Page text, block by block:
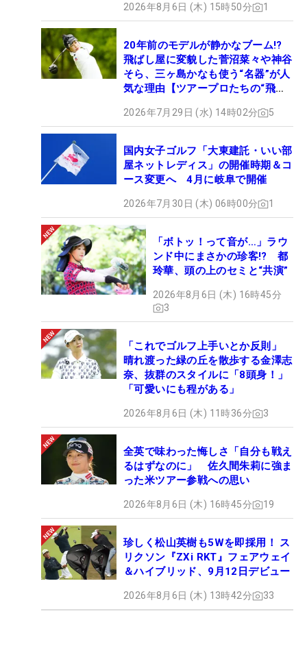
2026年8月6日 (木) 15時50分 1
20年前のモデルが静かなブーム!?
飛ばし屋に変貌した菅沼菜々や神谷
そら、三ヶ島かなも使う“名器”が人
気な理由【ツアープロたちの“飛ば
2026年7月29日 (水) 14時02分 5
国内女子ゴルフ「大東建託・いい部
屋ネットレディス」の開催時期＆コ
ース変更へ 4月に岐阜で開催
2026年7月30日 (木) 06時00分 1
「ボトッ！って音が…」ラウ
ンド中にまさかの珍客!? 都
玲華、頭の上のセミと“共演”
2026年8月6日 (木) 16時45分
3
「これでゴルフ上手いとか反則」
晴れ渡った緑の丘を散歩する金澤志
奈、抜群のスタイルに「8頭身！」
「可愛いにも程がある」
2026年8月6日 (木) 11時36分 3
全英で味わった悔しさ「自分も戦え
るはずなのに」 佐久間朱莉に強ま
った米ツアー参戦への思い
2026年8月6日 (木) 16時45分 19
珍しく松山英樹も5Wを即採用！ ス
リクソン『ZXi RKT』フェアウェイ
＆ハイブリッド、9月12日デビュー
2026年8月6日 (木) 13時42分 33